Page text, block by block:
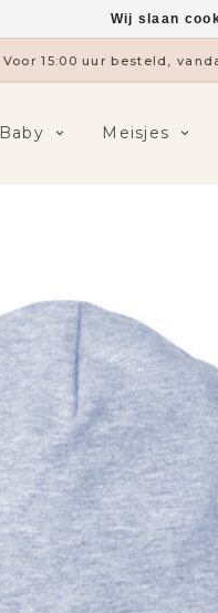
Voor 15:00 uur besteld,
Baby Meisjes
Wij slaan